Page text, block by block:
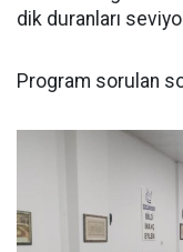
dik duranları
Program sorulan